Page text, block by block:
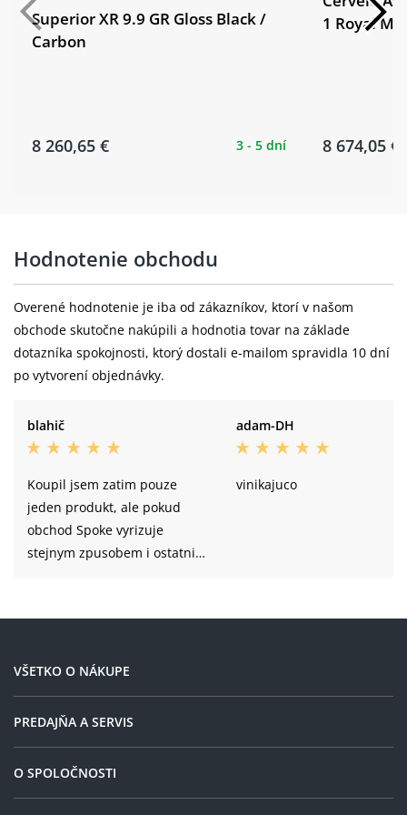
Zadní ráfek: Reserve 40 I 44 GR Carbon, 24h, tubeless
Superior XR 9.9 GR Gloss Black /
Carbon
8 260,65 € 3 - 5 dní
1 Royal
8 674,05 €
Hodnotenie obchodu
Overené hodnotenie je iba od zákazníkov, ktorí v našom
obchode skutočne nakúpili a hodnotia tovar na základe
dotazníka spokojnosti, ktorý dostali e-mailom spravidla 10 dní
po vytvorení objednávky.
blahič
Koupil jsem zatim pouze
jeden produkt, ale pokud
obchod Spoke vyrizuje
stejnym zpusobem i ostatni
adam-DH
vinikajuco
VŠETKO O NÁKUPE
PREDAJŇA A SERVIS
O SPOLOČNOSTI